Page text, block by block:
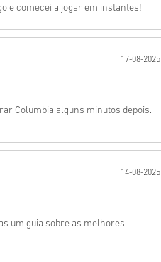
e comecei a jogar em instantes!
17-08-2025
Columbia alguns minutos depois.
14-08-2025
um guia sobre as melhores